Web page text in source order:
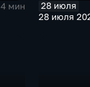
4 мин
28 июля
28 июля